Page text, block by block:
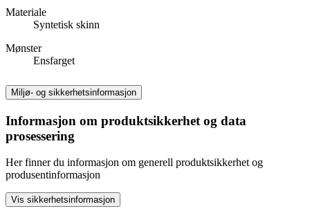
Materiale
Syntetisk skinn
Mønster
Ensfarget
Miljø- og sikkerhetsinformasjon
Informasjon om produktsikkerhet og data
prosessering
Her finner du informasjon om generell produktsikkerhet og
produsentinformasjon
Vis sikkerhetsinformasjon